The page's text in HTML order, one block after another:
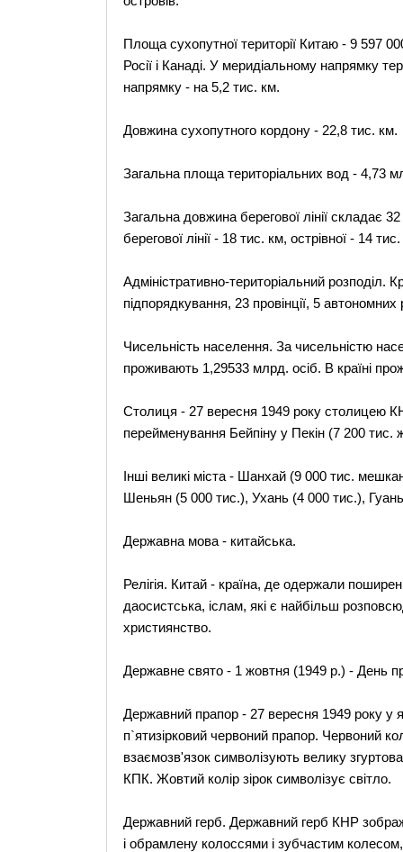
Площа сухопутної території Китаю - 9 597
Росії і Канаді. У меридіальному напрямку
напрямку - на 5,2 тис. км.
Довжина сухопутного кордону - 22,8 тис. км.
Загальна площа територіальних вод - 4,73
Загальна довжина берегової лінії складає
берегової лінії - 18 тис. км, острівної - 14
Адміністративно-територіальний розподіл.
підпорядкування, 23 провінції, 5 автономних
Чисельність населення. За чисельністю
проживають 1,29533 млрд. осіб. В країні
Столиця - 27 вересня 1949 року столицею
перейменування Бейпіну у Пекін (7 200 тис.
Інші великі міста - Шанхай (9 000 тис.
Шеньян (5 000 тис.), Ухань (4 000 тис.),
Державна мова - китайська.
Релігія. Китай - країна, де одержали
даосистська, іслам, які є найбільш
християнство.
Державне свято - 1 жовтня (1949 р.) - День
Державний прапор - 27 вересня 1949 року у
п`ятизірковий червоний прапор. Червоний
взаємозв'язок символізують велику
КПК. Жовтий колір зірок символізує світло.
Державний герб. Державний герб КНР
і обрамлену колоссями і зубчастим